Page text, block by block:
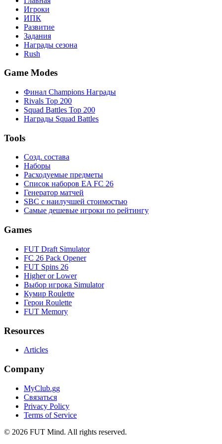
Игроки
ИПК
Развитие
Задания
Награды сезона
Rush
Game Modes
Финал Champions Награды
Rivals Top 200
Squad Battles Top 200
Награды Squad Battles
Tools
Созд. состава
Наборы
Расходуемые предметы
Список наборов EA FC 26
Генератор матчей
SBC с наилучшей стоимостью
Самые дешевые игроки по рейтингу
Games
FUT Draft Simulator
FC 26 Pack Opener
FUT Spins 26
Higher or Lower
Выбор игрока Simulator
Кумир Roulette
Герои Roulette
FUT Memory
Resources
Articles
Company
MyClub.gg
Связаться
Privacy Policy
Terms of Service
© 2026 FUT Mind. All rights reserved.